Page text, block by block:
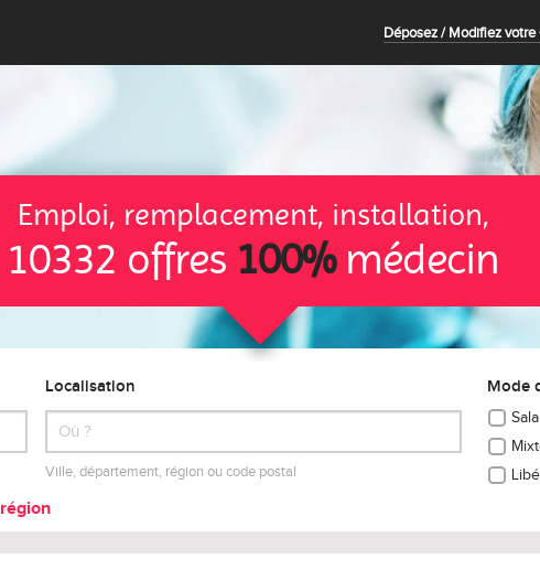
Déposez / Modifiez votre
Emploi, remplacement, installation,
10332 offres 100%médecin
Localisation
Ville, département, région ou code postal
Mode